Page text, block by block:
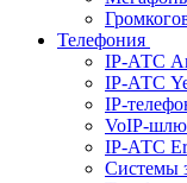
Телефония
IP-АТС
IP-АТС
IP-
VoIP-
IP-АТС
Системы